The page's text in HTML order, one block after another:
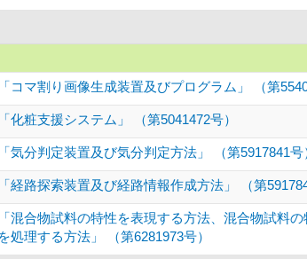
「コマ割り画像生成装置及びプログラム」 （第
「化粧支援システム」 （第5041472号）
「気分判定装置及び気分判定方法」 （第5917841号
「経路探索装置及び経路情報作成方法」 （第
「混合物試料の特性を表現する方法、混合物試料
を処理する方法」 （第6281973号）